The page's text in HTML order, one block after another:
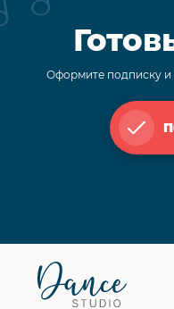
Оформите подписку и
Футер